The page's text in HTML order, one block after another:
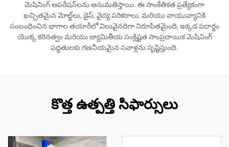
మెషినింగ్ ఆపరేషన్‌లను అనుమతిస్తాయి. ఈ సాంకేతికత ప్రత్యేకంగా
ఖచ్చితమైన మోల్డ్‌లు, డైస్, వైద్య పరికరాలు, మరియు వాయువ్యానికి
సంబంధించిన భాగాల తయారీలో విలువైనదిగా నిరూపితమైంది, ఇక్కడ పదార్థం
యొక్క కఠినత్వం మరియు జ్యామితీయ సంక్లిష్టత సాంప్రదాయిక మెషినింగ్
పద్ధతులకు గణనీయమైన సవాళ్లను సృష్టిస్తుంది.
కొత్త ఉత్పత్తి సిఫార్సులు